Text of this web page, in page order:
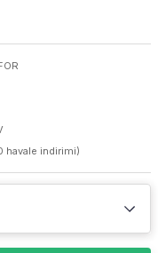
havale indirimi)